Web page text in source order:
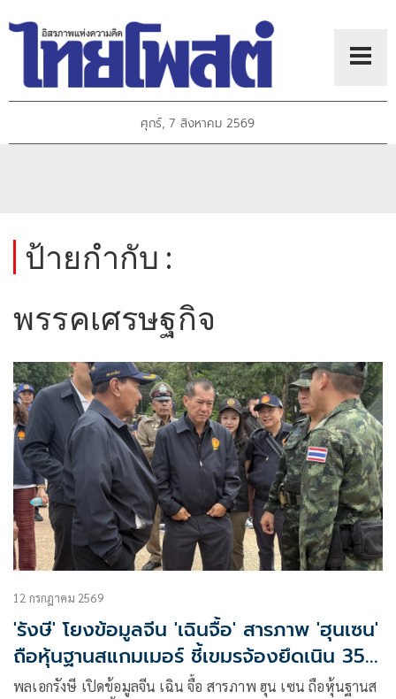
ศุกร์, 7 สิงหาคม 2569
ป้ายกำกับ :
พรรคเศรษฐกิจ
12 กรกฎาคม 2569
'รังษี' โยงข้อมูลจีน 'เฉินจื้อ' สารภาพ 'ฮุนเซน'
ถือหุ้นฐานสแกมเมอร์ ชี้เขมรจ้องยึดเนิน 350
คืน
พลเอกรังษี เปิดข้อมูลจีน เฉิน จื้อ สารภาพ ฮุน เซน ถือหุ้นฐานส